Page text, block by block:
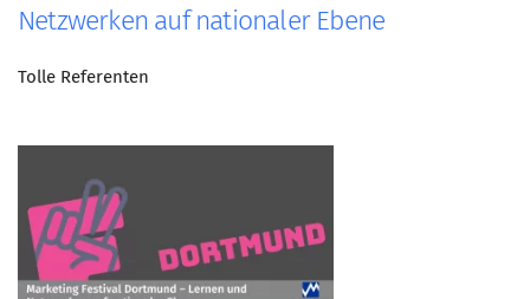
AKTUELLES
Netzwerken auf nationaler Ebene
Tolle Referenten